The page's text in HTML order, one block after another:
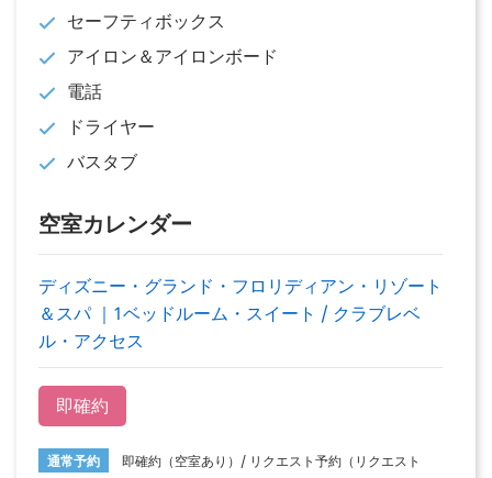
セーフティボックス
アイロン＆アイロンボード
電話
ドライヤー
バスタブ
空室カレンダー
ディズニー・グランド・フロリディアン・リゾート
＆スパ ｜1ベッドルーム・スイート / クラブレベ
ル・アクセス
即確約
通常予約
即確約（空室あり）/ リクエスト予約（リクエスト